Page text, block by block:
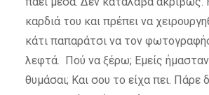
καρδιά του και πρέπει να
κάτι παπαράτσι να τον
λεφτά. Πού να ξέρω; Εμείς
θυμάσαι; Και σου το είχα πει. Πάρε